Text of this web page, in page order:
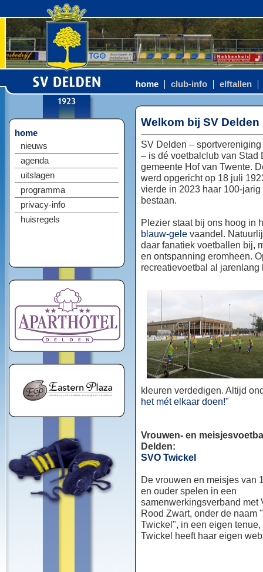
home club-info elftallen
home
nieuws
agenda
uitslagen
programma
privacy-info
huisregels
Welkom bij SV Delden
SV Delden –
– is dé voetbalclub van Stad
gemeente Hof van Twente.
werd opgericht op 18 juli
vierde in 2023 haar 100-jarig
bestaan.
Plezier staat bij ons hoog in
blauw-gele vaandel.
daar fanatiek voetballen bij,
en ontspanning eromheen.
recreatievoetbal al jarenlang
kleuren verdedigen. Altijd
het mét elkaar doen!"
Vrouwen- en
Delden:
SVO Twickel
De vrouwen en meisjes van
en ouder spelen in een
samenwerkingsverband met
Rood Zwart, onder de naam
Twickel", in een eigen
Twickel heeft haar eigen